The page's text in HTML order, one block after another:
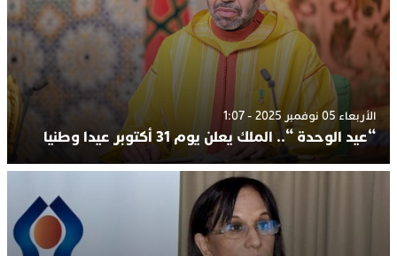
الأربعاء 05 نوفمبر 2025 - 1:07
“عيد الوحدة “.. الملك يعلن يوم 31 أكتوبر عيدا وطنيا